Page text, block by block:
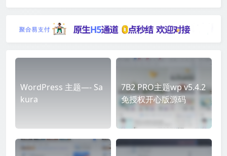
WordPress 主题—- Sa
kura
7B2 PRO主题wp v5.4.2
免授权开心版源码